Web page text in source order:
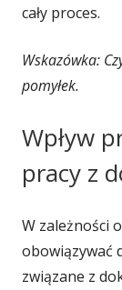
cały proces.
Wskazówka:
pomyłek.
Wpływ
pracy z
W zależności
obowiązywać
związane z